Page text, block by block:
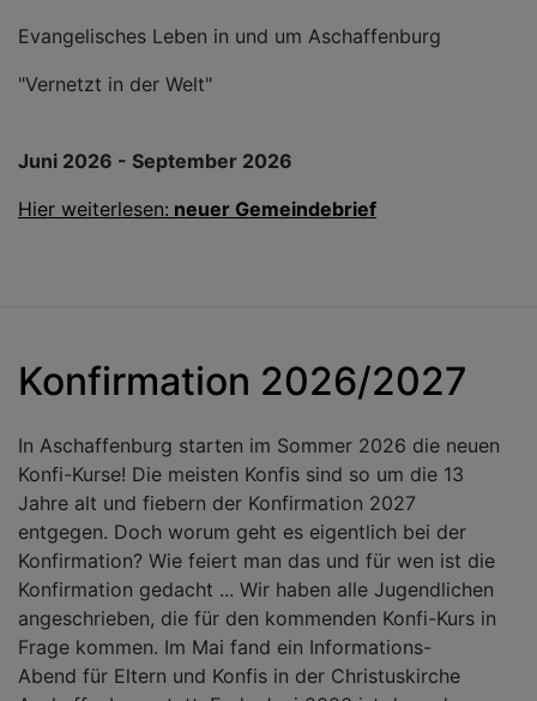
Evangelisches Leben in und um Aschaffenburg
"Vernetzt in der Welt"
Juni 2026 - September 2026
Hier weiterlesen: neuer Gemeindebrief
Konfirmation 2026/2027
In Aschaffenburg starten im Sommer 2026 die neuen
Konfi-Kurse! Die meisten Konfis sind so um die 13
Jahre alt und fiebern der Konfirmation 2027
entgegen. Doch worum geht es eigentlich bei der
Konfirmation? Wie feiert man das und für wen ist die
Konfirmation gedacht ... Wir haben alle Jugendlichen
angeschrieben, die für den kommenden Konfi-Kurs in
Frage kommen. Im Mai fand ein Informations-
Abend für Eltern und Konfis in der Christuskirche